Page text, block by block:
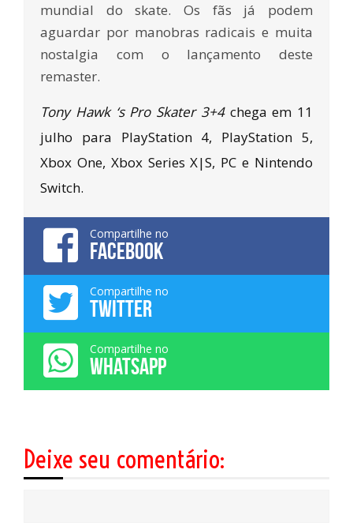
mundial do skate. Os fãs já podem
aguardar por manobras radicais e muita
nostalgia com o lançamento deste
remaster.
Tony Hawk ‘s Pro Skater 3+4chega em 11
julho para PlayStation 4, PlayStation 5,
Xbox One, Xbox Series X|S, PC e Nintendo
Switch.
Compartilhe no
FACEBOOK
Compartilhe no
TWITTER
Compartilhe no
WHATSAPP
Deixe seu comentário: